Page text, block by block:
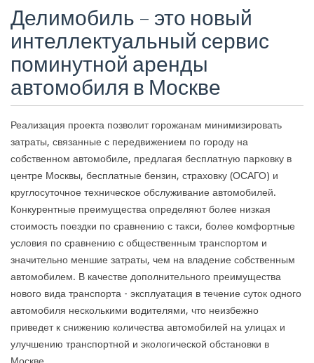
Делимобиль – это новый
интеллектуальный сервис
поминутной аренды
автомобиля в Москве
Реализация проекта позволит горожанам минимизировать
затраты, связанные с передвижением по городу на
собственном автомобиле, предлагая бесплатную парковку в
центре Москвы, бесплатные бензин, страховку (ОСАГО) и
круглосуточное техническое обслуживание автомобилей.
Конкурентные преимущества определяют более низкая
стоимость поездки по сравнению с такси, более комфортные
условия по сравнению с общественным транспортом и
значительно меншие затраты, чем на владение собственным
автомобилем. В качестве дополнительного преимущества
нового вида транспорта - эксплуатация в течение суток одного
автомобиля несколькими водителями, что неизбежно
приведет к снижению количества автомобилей на улицах и
улучшению транспортной и экологической обстановки в